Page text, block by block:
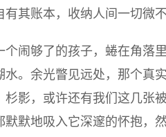
其账本，收纳人间一切微
个闹够了的孩子，蜷在角落
水。余光瞥见远处，那个真
影，或许还有我们这几张
默默地吸入它深邃的怀抱，